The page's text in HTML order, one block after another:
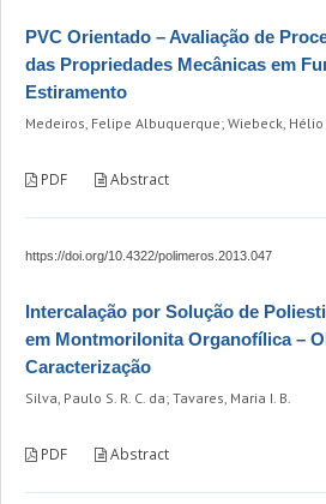
PVC Orientado – Avaliação de
das Propriedades Mecânicas em
Estiramento
Medeiros, Felipe Albuquerque; Wiebeck, Hélio
PDF Abstract
https://doi.org/10.4322/polimeros.2013.047
Intercalação por Solução de
em Montmorilonita Organofílica –
Caracterização
Silva, Paulo S. R. C. da; Tavares, Maria I. B.
PDF Abstract